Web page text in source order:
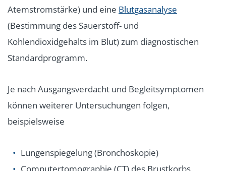
Atemstromstärke) und eine Blutgasanalyse
(Bestimmung des Sauerstoff- und
Kohlendioxidgehalts im Blut) zum diagnostischen
Standardprogramm.
Je nach Ausgangsverdacht und Begleitsymptomen
können weiterer Untersuchungen folgen,
beispielsweise
Lungenspiegelung (Bronchoskopie)